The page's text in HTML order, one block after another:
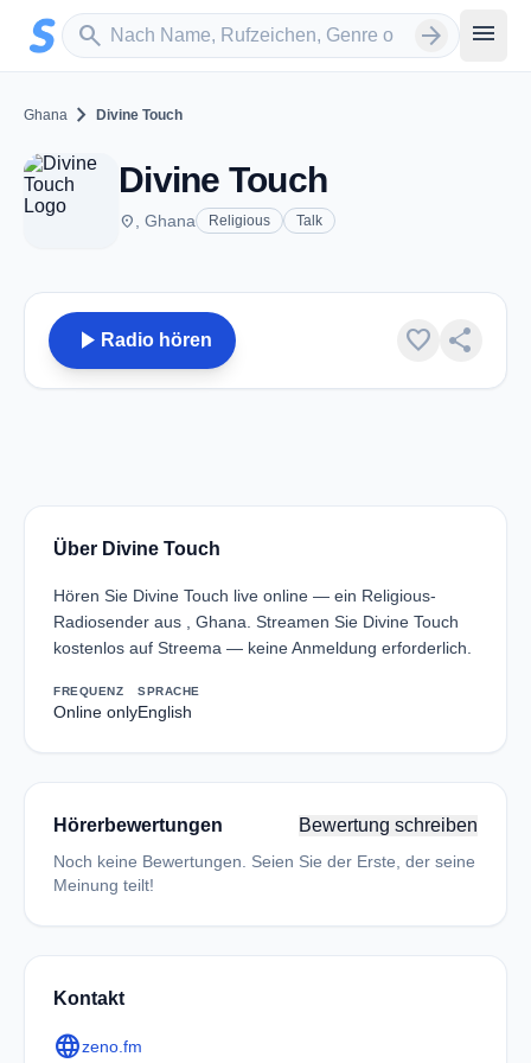
Zum Hauptinhalt springen
search
Sender suchen arrow_forward menu
Ghana chevron_right Divine Touch
Divine Touch
place , Ghana Religious Talk
play_arrow Radio hören favorite share
Über Divine Touch
Hören Sie Divine Touch live online — ein Religious-
Radiosender aus , Ghana. Streamen Sie Divine Touch
kostenlos auf Streema — keine Anmeldung erforderlich.
FREQUENZ
Online only
SPRACHE
English
Hörerbewertungen Bewertung schreiben
Noch keine Bewertungen. Seien Sie der Erste, der seine
Meinung teilt!
Kontakt
languagezeno.fm